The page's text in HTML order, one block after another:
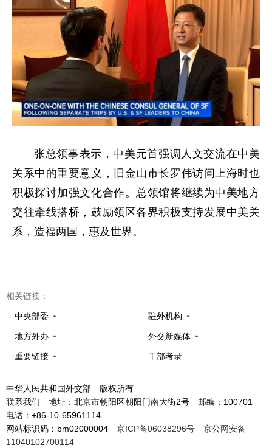
张总领事表示，中美元首强调人文交流在中美
关系中的重要意义，旧金山市长罗伟访问上海时也
积极探讨加强文化合作。总领馆将继续为中美地方
交往牵线搭桥，鼓励领区各界积极支持发展中美关
系，造福两国，惠及世界。
相关链接：
中央部委 驻外机构
地方外办 外交新媒体
重要链接 干部考录
中华人民共和国外交部 版权所有
联系我们 地址：北京市朝阳区朝阳门南大街2号 邮编：100701
电话：+86-10-65961114
网站标识码：bm02000004 京ICP备06038296号
京公网安备
11040102700114